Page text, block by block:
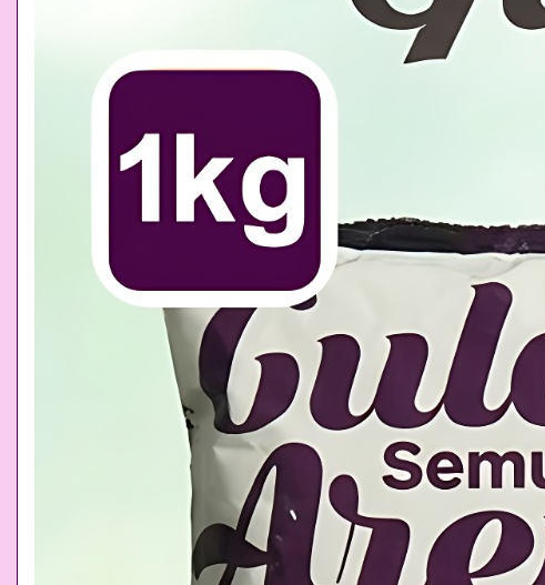
Kemurnian
Cimenteng
pengawet,
dimulai dari
dari
kristalisasi
kandungan
baik. Memilih
asupan
metabolisme
Bagi Anda
adalah kunci,
stok dalam
Aren Semut
dibandingkan
Anda dapat
Gula "Gula
distribusi
pesan ke